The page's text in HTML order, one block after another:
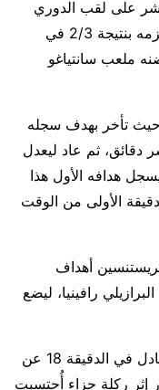
على لقب الدوري
الإسباني هذا الموسم، برشلونة، عندما هزمه بنتيجة 2/3 في
ملعب سانتياغو
حيث تأخر بهدف سجله
ثم عاد ليعدل
يسجل هدافه الأول هذا
الأولى من الوقت
أهداف
رافينيا، ليضع
لكن النادي الملكي سرعان ما أدرك التعادل في الدقيقة 18 عن
إثر ركلة جزاء أُحتسبت